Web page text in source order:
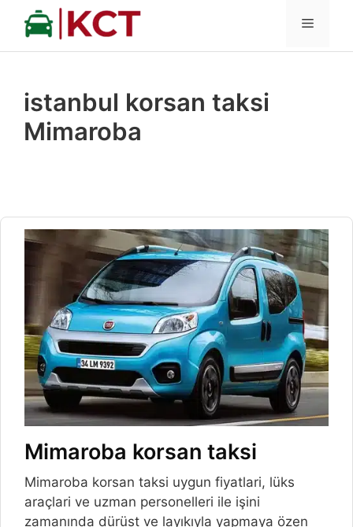
İçeriğe
MENÜ
istanbul korsan taksi
Mimaroba
Mimaroba korsan taksi
Mimaroba korsan taksi uygun fiyatlari, lüks
araçlari ve uzman personelleri ile işini
zamanında dürüst ve layıkıyla yapmaya özen